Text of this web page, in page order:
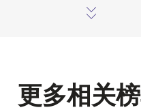
专业诊疗意见
导建议下合
更多相关